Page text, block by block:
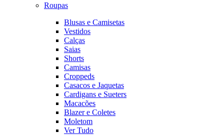
Roupas
Blusas e Camisetas
Vestidos
Calças
Saias
Shorts
Camisas
Croppeds
Casacos e Jaquetas
Cardigans e Sueters
Macacões
Blazer e Coletes
Moletom
Ver Tudo